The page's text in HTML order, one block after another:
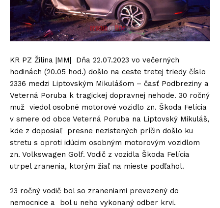
KR PZ Žilina |MM| Dňa 22.07.2023 vo večerných
hodinách (20.05 hod.) došlo na ceste tretej triedy číslo
2336 medzi Liptovským Mikulášom – časť Podbreziny a
Veterná Poruba k tragickej dopravnej nehode. 30 ročný
muž viedol osobné motorové vozidlo zn. Škoda Felícia
v smere od obce Veterná Poruba na Liptovský Mikuláš,
kde z doposiaľ presne nezistených príčin došlo ku
stretu s oproti idúcim osobným motorovým vozidlom
zn. Volkswagen Golf. Vodič z vozidla Škoda Felícia
utrpel zranenia, ktorým žiaľ na mieste podľahol.
23 ročný vodič bol so zraneniami prevezený do
nemocnice a bol u neho vykonaný odber krvi.